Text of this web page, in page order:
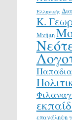
Ελληνικής
Κ.
Μνήμη
επανάληψη